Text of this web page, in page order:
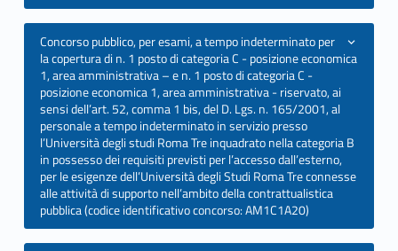
Concorso pubblico, per esami, a tempo indeterminato per
la copertura di n. 1 posto di categoria C - posizione economica
1, area amministrativa – e n. 1 posto di categoria C -
posizione economica 1, area amministrativa - riservato, ai
sensi dell’art. 52, comma 1 bis, del D. Lgs. n. 165/2001, al
personale a tempo indeterminato in servizio presso
l’Università degli studi Roma Tre inquadrato nella categoria B
in possesso dei requisiti previsti per l’accesso dall’esterno,
per le esigenze dell’Università degli Studi Roma Tre connesse
alle attività di supporto nell’ambito della contrattualistica
pubblica (codice identificativo concorso: AM1C1A20)